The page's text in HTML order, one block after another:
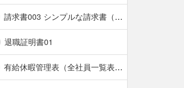
請求書003 シンプルな請求書（消費税10％対応）
退職証明書01
有給休暇管理表（全社員一覧表版）・横【見本付き】